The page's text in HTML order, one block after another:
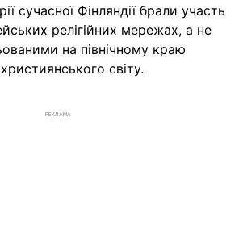
сучасної Фінляндії брали участь
релігійних мережах, а не
на північному краю
світу.
РЕКЛАМА